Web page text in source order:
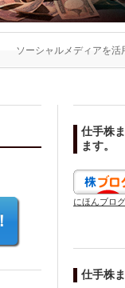
ソーシャルメディアを活
仕手株
ます。
にほんブロ
仕手株